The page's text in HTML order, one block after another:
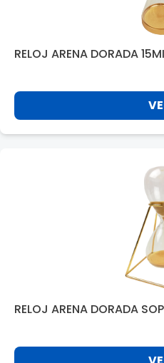
RELOJ ARENA DORADA
RELOJ ARENA DORADA